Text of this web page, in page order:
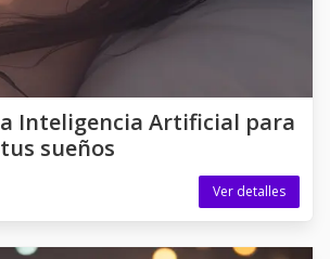
Inteligencia Artificial para
sueños
Ver detalles